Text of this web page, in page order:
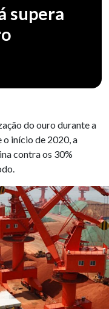
supera
do ouro durante a
início de 2020, a
contra os 30%